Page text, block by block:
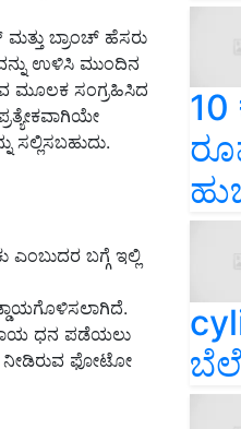
ಬ್ರಾಂಚ್ ಹೆಸರು
ಉಳಿಸಿ ಮುಂದಿನ
ಮೂಲಕ ಸಂಗ್ರಹಿಸಿದ
ಸಲ್ಲಿಸಬಹುದು.
ಬಗ್ಗೆ ಇಲ್ಲಿ
ಧನ ಪಡೆಯಲು
ನೀಡಿರುವ ಫೋಟೋ